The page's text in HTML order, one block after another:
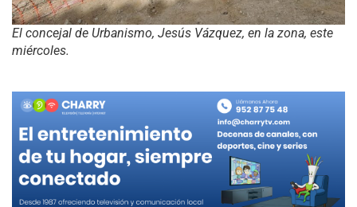
El concejal de Urbanismo, Jesús Vázquez, en la zona, este
miércoles.